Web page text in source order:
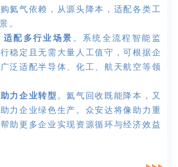
氦气依赖，从源头降本，适配各类工
。
适配多行业场景 。系统全流程智能监
稳定且无需大量人工值守，可根据企
泛适配半导体、化工、航天航空等领
力企业转型 。氦气回收既能降本，又
力企业绿色生产。众安达将像助力重
助更多企业实现资源循环与经济效益